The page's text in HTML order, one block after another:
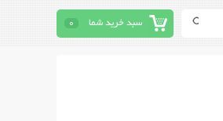
سبد خرید شما 0